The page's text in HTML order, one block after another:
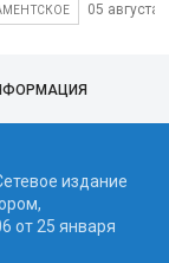
05 августа
издание
от 25 января